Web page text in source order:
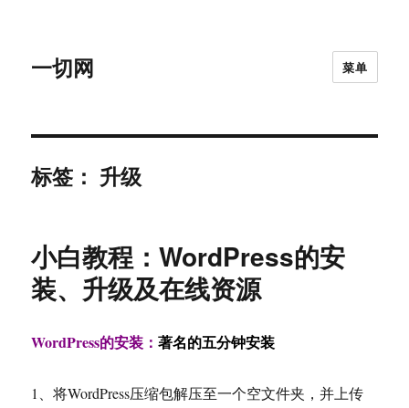
一切网 菜单
标签： 升级
小白教程：WordPress的安
装、升级及在线资源
WordPress的安装：著名的五分钟安装
1、将WordPress压缩包解压至一个空文件夹，并上传